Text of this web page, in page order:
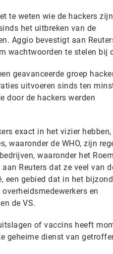
te weten wie de hackers
het uitbreken van de
Aggio bevestigt aan
wachtwoorden te stelen bij
geavanceerde groep
uitvoeren sinds ten
door de hackers werden
exact in het vizier
waaronder de WHO, zijn
waaronder het
Reuters dat ze veel van
een gebied dat in het
en
de VS.
of vaccins heeft
geheime dienst van